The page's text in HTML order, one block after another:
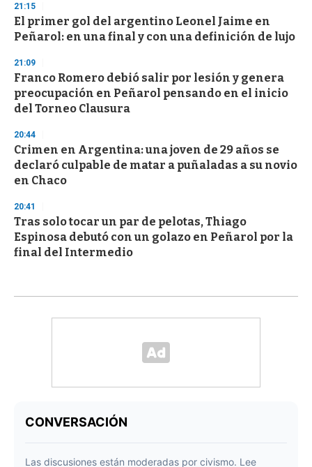
21:15
El primer gol del argentino Leonel Jaime en
Peñarol: en una final y con una definición de lujo
21:09
Franco Romero debió salir por lesión y genera
preocupación en Peñarol pensando en el inicio
del Torneo Clausura
20:44
Crimen en Argentina: una joven de 29 años se
declaró culpable de matar a puñaladas a su novio
en Chaco
20:41
Tras solo tocar un par de pelotas, Thiago
Espinosa debutó con un golazo en Peñarol por la
final del Intermedio